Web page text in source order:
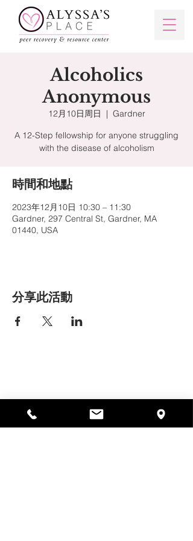
Alcoholics
Anonymous
12月10日周日
  |
Gardner
A 12-Step fellowship for anyone struggling
with the disease of alcoholism
時間和地點
2023年12月10日 10:30 – 11:30
Gardner, 297 Central St, Gardner, MA
01440, USA
分享此活動
01440
978-364-0920